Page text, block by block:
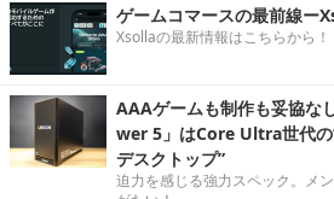
ゲームコマースの最前線ー
Xsollaの最新情報はこちらから！
AAAゲームも制作も妥協
wer 5」はCore Ultra世代の
デスクトップ”
迫力を感じる強力スペック。メ